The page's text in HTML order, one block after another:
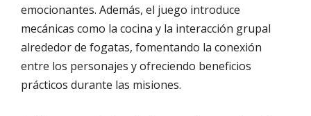
emocionantes. Además, el juego introduce
mecánicas como la cocina y la interacción grupal
alrededor de fogatas, fomentando la conexión
entre los personajes y ofreciendo beneficios
prácticos durante las misiones.